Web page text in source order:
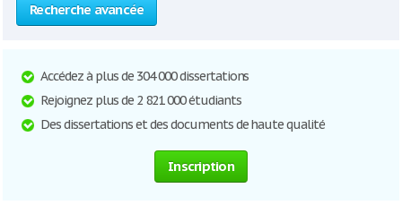
Recherche avancée
Accédez à plus de 304 000 dissertations
Rejoignez plus de 2 821 000 étudiants
Des dissertations et des documents de haute qualité
Inscription